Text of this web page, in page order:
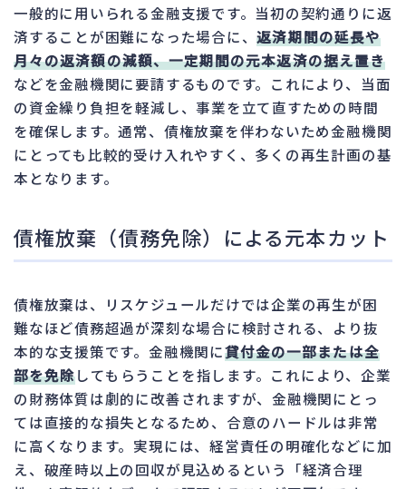
一般的に用いられる金融支援です。当初の契約通りに返
済することが困難になった場合に、返済期間の延長や
月々の返済額の減額、一定期間の元本返済の据え置き
などを金融機関に要請するものです。これにより、当面
の資金繰り負担を軽減し、事業を立て直すための時間
を確保します。通常、債権放棄を伴わないため金融機関
にとっても比較的受け入れやすく、多くの再生計画の基
本となります。
債権放棄（債務免除）による元本カット
債権放棄は、リスケジュールだけでは企業の再生が困
難なほど債務超過が深刻な場合に検討される、より抜
本的な支援策です。金融機関に貸付金の一部または全
部を免除してもらうことを指します。これにより、企業
の財務体質は劇的に改善されますが、金融機関にとっ
ては直接的な損失となるため、合意のハードルは非常
に高くなります。実現には、経営責任の明確化などに加
え、破産時以上の回収が見込めるという「経済合理